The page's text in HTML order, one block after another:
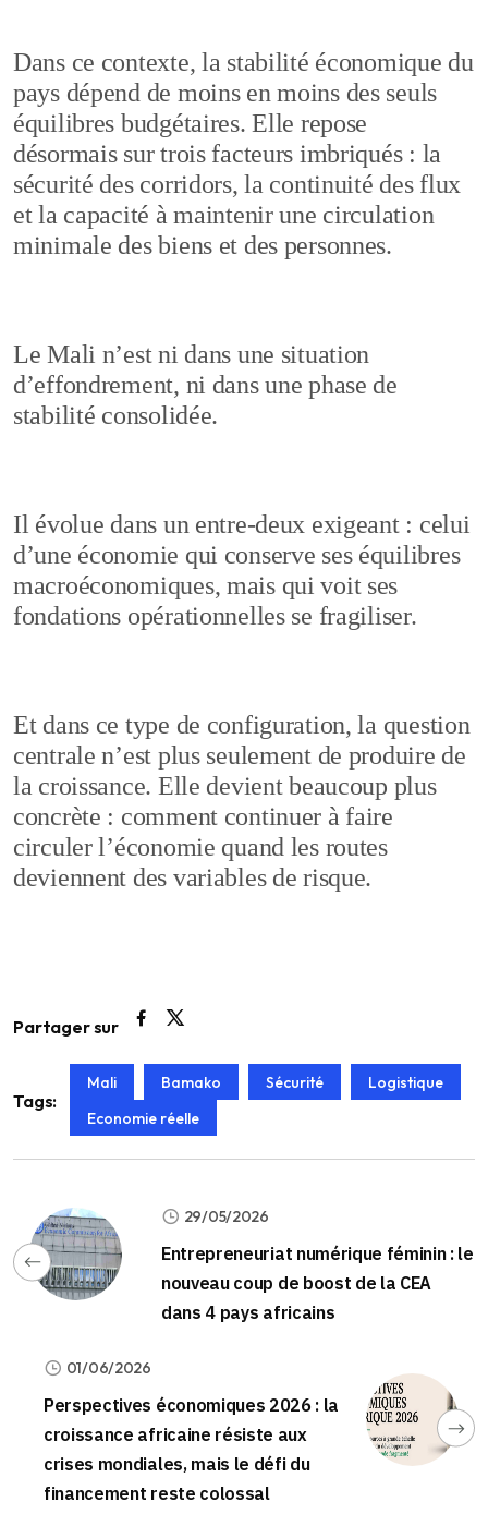
Dans ce contexte, la stabilité économique du
pays dépend de moins en moins des seuls
équilibres budgétaires. Elle repose
désormais sur trois facteurs imbriqués : la
sécurité des corridors, la continuité des flux
et la capacité à maintenir une circulation
minimale des biens et des personnes.
Le Mali n’est ni dans une situation
d’effondrement, ni dans une phase de
stabilité consolidée.
Il évolue dans un entre-deux exigeant : celui
d’une économie qui conserve ses équilibres
macroéconomiques, mais qui voit ses
fondations opérationnelles se fragiliser.
Et dans ce type de configuration, la question
centrale n’est plus seulement de produire de
la croissance. Elle devient beaucoup plus
concrète : comment continuer à faire
circuler l’économie quand les routes
deviennent des variables de risque.
Partager sur
Tags:
Mali Bamako Sécurité
Logistique
Economie réelle
29/05/2026
Entrepreneuriat numérique féminin : le
nouveau coup de boost de la CEA
dans 4 pays africains
01/06/2026
Perspectives économiques 2026 : la
croissance africaine résiste aux
crises mondiales, mais le défi du
financement reste colossal